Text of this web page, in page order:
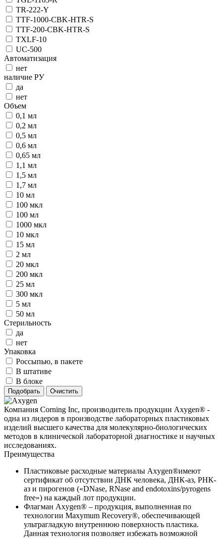
TR-222-Y
TTF-1000-CBK-HTR-S
TTF-200-CBK-HTR-S
TXLF-10
UC-500
Автоматизация
нет
наличие РУ
да
нет
Объем
0,1 мл
0,2 мл
0,5 мл
0,6 мл
0,65 мл
1,1 мл
1,5 мл
1,7 мл
10 мл
100 мкл
100 мл
1000 мкл
10 мкл
15 мл
2 мл
20 мкл
200 мкл
25 мл
300 мкл
5 мл
50 мл
Стерильность
да
нет
Упаковка
Россыпью, в пакете
В штативе
В блоке
Компания Corning Inc, производитель продукции Axygen® -
одна из лидеров в производстве лабораторных пластиковых
изделий высшего качества для молекулярно-биологических
методов в клинической лабораторной диагностике и научных
исследованиях.
Преимущества
Пластиковые расходные материалы Axygen®имеют
сертификат об отсутствии ДНК человека, ДНК-аз, РНК-
аз и пирогенов («DNase, RNase and endotoxins/pyrogens
free») на каждый лот продукции.
Флагман Axygen® – продукция, выполненная по
технологии Maxymum Recovery®, обеспечивающей
ультрагладкую внутреннюю поверхность пластика.
Данная технология позволяет избежать возможной